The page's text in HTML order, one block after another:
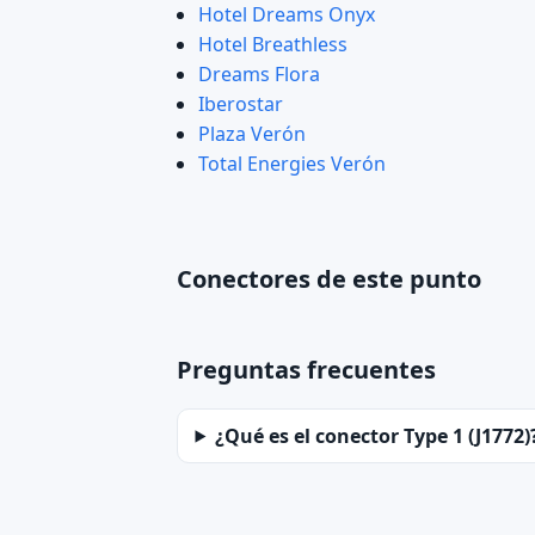
Hotel Dreams Onyx
Hotel Breathless
Dreams Flora
Iberostar
Plaza Verón
Total Energies Verón
Conectores de este punto
Preguntas frecuentes
¿Qué es el conector Type 1